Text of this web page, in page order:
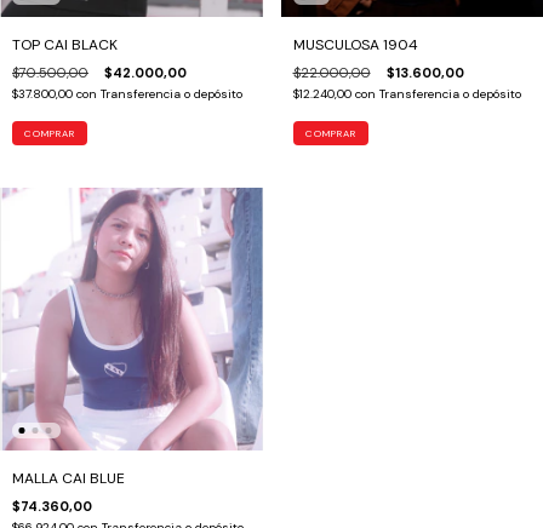
TOP CAI BLACK
$70.500,00 $42.000,00
$37.800,00 con Transferencia o depósito
COMPRAR
MUSCULOSA 1904
$22.000,00 $13.600,00
$12.240,00 con Transferencia o depósito
COMPRAR
MALLA CAI BLUE
$74.360,00